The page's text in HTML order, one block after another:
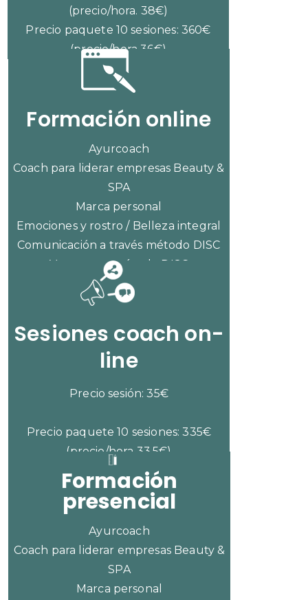
(precio/hora. 38€)
Precio paquete 10 sesiones: 360€
(precio/hora 36€)
Formación online
Ayurcoach
Coach para liderar empresas Beauty &
SPA
Marca personal
Emociones y rostro / Belleza integral
Comunicación a través método DISC
Ventas con método DISC
CONSULTAR PRECIOS
Sesiones coach on-
line
Precio sesión: 35€
Precio paquete 10 sesiones: 335€
(precio/hora 33,5€)
Formación
presencial
Ayurcoach
Coach para liderar empresas Beauty &
SPA
Marca personal